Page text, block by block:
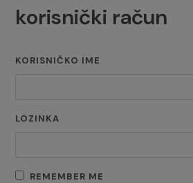
korisnički račun
KORISNIČKO IME
LOZINKA
REMEMBER ME